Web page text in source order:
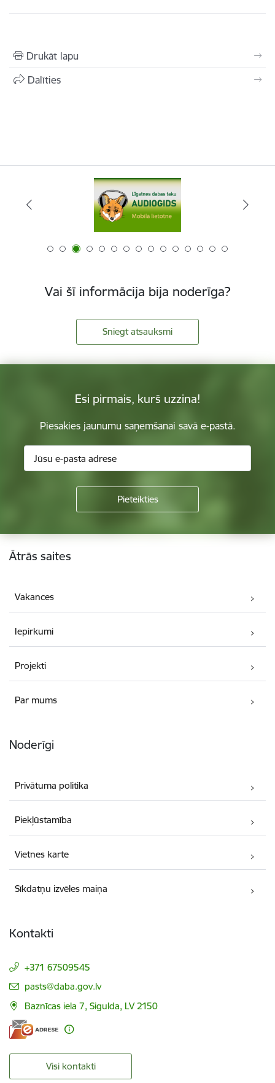
Drukāt lapu
Dalīties
Vai šī informācija bija noderīga?
Sniegt atsauksmi
Esi pirmais, kurš uzzina!
Piesakies jaunumu saņemšanai savā e-pastā.
Kājene
Ātrās saites
Vakances
Iepirkumi
Projekti
Par mums
Noderīgi
Privātuma politika
Piekļūstamība
Vietnes karte
Sīkdatņu izvēles maiņa
Kontakti
+371 67509545
E-pasts:
pasts@daba.gov.lv
Baznīcas iela 7, Sigulda, LV 2150
Visi kontakti